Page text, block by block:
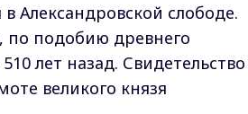
Александровской слободе.
по подобию древнего
лет назад. Свидетельство
великого князя